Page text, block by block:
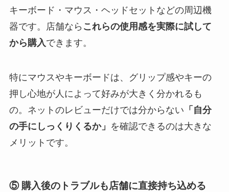
キーボード・マウス・ヘッドセットなどの周辺機
器です。店舗なら これらの使用感を実際に試して
から購入できます。
特にマウスやキーボードは、グリップ感やキーの
押し心地が人によって好みが大きく分かれるも
の。ネットのレビューだけでは分からない 「自分
の手にしっくりくるか」 を確認できるのは大きな
メリットです。
⑤ 購入後のトラブルも店舗に直接持ち込める